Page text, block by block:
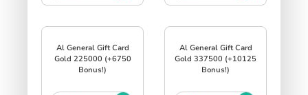
Al General Gift Card
Gold 225000 (+6750
Bonus!)
Al General Gift Card
Gold 337500 (+10125
Bonus!)